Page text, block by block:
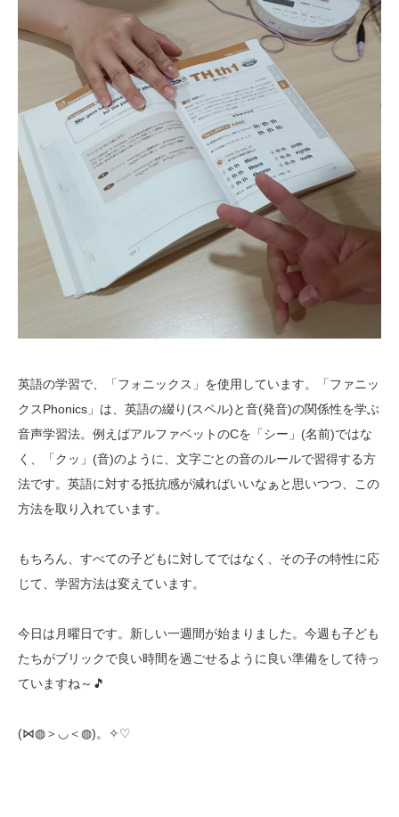
英語の学習で、「フォニックス」を使用しています。「ファニッ
クスPhonics」は、英語の綴り(スペル)と音(発音)の関係性を学ぶ
音声学習法。例えばアルファベットのCを「シー」(名前)ではな
く、「クッ」(音)のように、文字ごとの音のルールで習得する方
法です。英語に対する抵抗感が減ればいいなぁと思いつつ、この
方法を取り入れています。
もちろん、すべての子どもに対してではなく、その子の特性に応
じて、学習方法は変えています。
今日は月曜日です。新しい一週間が始まりました。今週も子ども
たちがブリックで良い時間を過ごせるように良い準備をして待っ
ていますね～🎵
(⋈◍＞◡＜◍)。✧♡